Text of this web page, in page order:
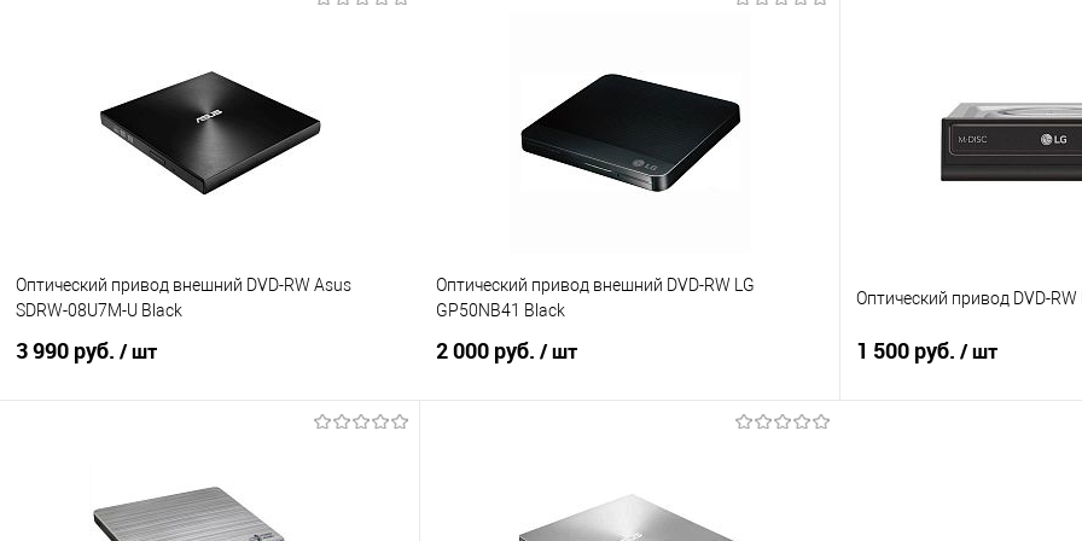
Купить в 1 клик
Сравнение
В избранное
В наличии
Купить в 1 клик
Сравнение
В избранное
В наличии
В избранное
Оптический привод внешний DVD-RW Asus
SDRW-08U7M-U Black
3 990 руб. / шт
Купить в 1 клик
Сравнение
Оптический привод внешний DVD-RW LG
GP50NB41 Black
2 000 руб. / шт
Купить в 1 клик
Сравнение
Оптический привод DVD-RW
1 500 руб. / шт